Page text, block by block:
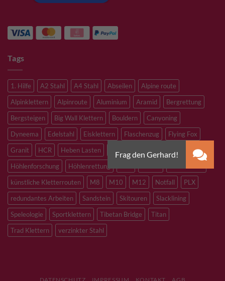
Tags
1. Hilfe A2 Stahl A4 Stahl Abseilen
Alpine route
Alpinklettern
Alpinroute Aluminium Aramid
Bergrettung
Bergsteigen
Big Wall Klettern Bouldern
Canyoning
Dyneema
Edelstahl Eisklettern Flaschenzug
Flying Fox
Granit
HCR Heben Lasten Hochtouren
Höhenarbeiten
Höhlenforschung
Höhlenrettung
künstliche Kletterrouten
M8 M10 M12 Notfall
PLX
redundantes Arbeiten
Sandstein Skitouren
Slacklining
Speleologie
Sportklettern Tibetan Bridge
Titan
Trad Klettern
verzinkter Stahl